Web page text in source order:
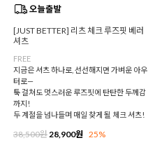
[JUST BETTER] 리츠 체크 루즈핏 베러
셔츠
FREE
지금은 셔츠 하나로, 선선해지면 가벼운 아우
터로—
툭 걸쳐도 멋스러운 루즈핏에 탄탄한 두께감
까지!
두 계절을 넘나들며 매일 찾게 될 체크 셔츠!
38,500원28,900원 25%